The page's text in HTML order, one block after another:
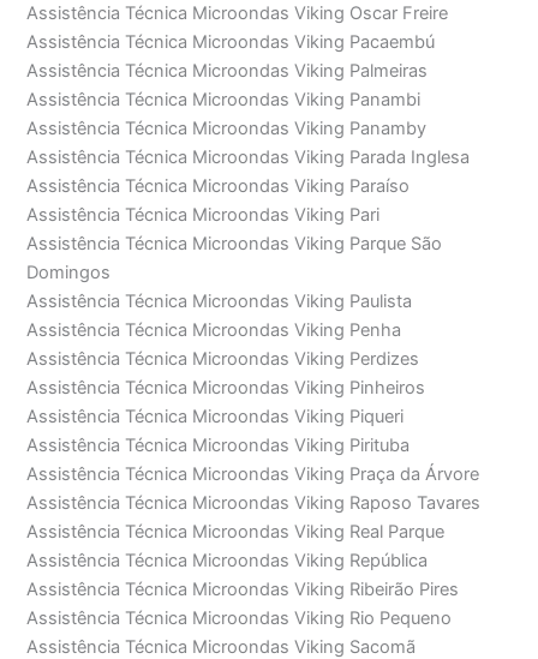
Assistência Técnica Microondas Viking Oscar Freire
Assistência Técnica Microondas Viking Pacaembú
Assistência Técnica Microondas Viking Palmeiras
Assistência Técnica Microondas Viking Panambi
Assistência Técnica Microondas Viking Panamby
Assistência Técnica Microondas Viking Parada Inglesa
Assistência Técnica Microondas Viking Paraíso
Assistência Técnica Microondas Viking Pari
Assistência Técnica Microondas Viking Parque São
Domingos
Assistência Técnica Microondas Viking Paulista
Assistência Técnica Microondas Viking Penha
Assistência Técnica Microondas Viking Perdizes
Assistência Técnica Microondas Viking Pinheiros
Assistência Técnica Microondas Viking Piqueri
Assistência Técnica Microondas Viking Pirituba
Assistência Técnica Microondas Viking Praça da Árvore
Assistência Técnica Microondas Viking Raposo Tavares
Assistência Técnica Microondas Viking Real Parque
Assistência Técnica Microondas Viking República
Assistência Técnica Microondas Viking Ribeirão Pires
Assistência Técnica Microondas Viking Rio Pequeno
Assistência Técnica Microondas Viking Sacomã